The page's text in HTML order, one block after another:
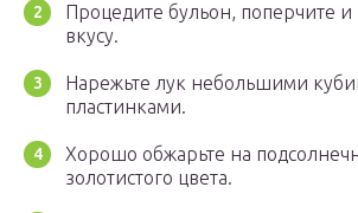
Процедите бульон, поперчите и
вкусу.
Нарежьте лук небольшими
пластинками.
Хорошо обжарьте на
золотистого цвета.